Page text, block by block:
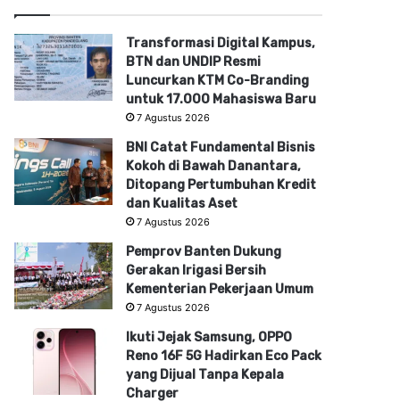
Transformasi Digital Kampus,
BTN dan UNDIP Resmi
Luncurkan KTM Co-Branding
untuk 17.000 Mahasiswa Baru
7 Agustus 2026
BNI Catat Fundamental Bisnis
Kokoh di Bawah Danantara,
Ditopang Pertumbuhan Kredit
dan Kualitas Aset
7 Agustus 2026
Pemprov Banten Dukung
Gerakan Irigasi Bersih
Kementerian Pekerjaan Umum
7 Agustus 2026
Ikuti Jejak Samsung, OPPO
Reno 16F 5G Hadirkan Eco Pack
yang Dijual Tanpa Kepala
Charger